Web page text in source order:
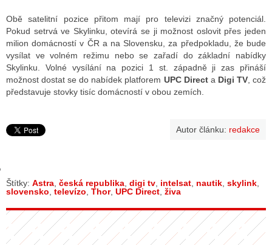
STÁT BLOGEREM
BLOGERA
DISKUTÉRA NA RADIOTV
Obě satelitní pozice přitom mají pro televizi značný potenciál.
Pokud setrvá ve Skylinku, otevírá se ji možnost oslovit přes jeden
milion domácností v ČR a na Slovensku, za předpokladu, že bude
vysílat ve volném režimu nebo se zařadí do základní nabídky
Skylinku. Volné vysílání na pozici 1 st. západně ji zas přináší
možnost dostat se do nabídek platforem UPC Directa Digi TV, což
představuje stovky tisíc domácností v obou zemích.
Autor článku: redakce
Štítky: Astra česká republika digi tv intelsat nautik skylink
slovensko televízo Thor, UPC Direct živa